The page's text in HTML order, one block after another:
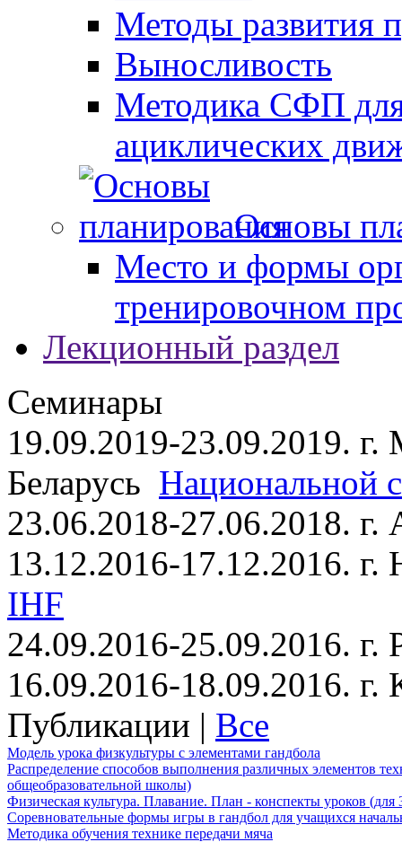
Методы развития
Выносливость
Методика СФП для
ациклических
Основы
Место и формы
тренировочном
Лекционный раздел
Семинары
19.09.2019-23.09.2019. г.
Беларусь Национальной
23.06.2018-27.06.2018.
13.12.2016-17.12.2016.
IHF
24.09.2016-25.09.2016. г.
16.09.2016-18.09.2016.
Публикации | Все
Модель урока физкультуры с элементами гандбола
Распределение способов выполнения различных элементов
общеобразовательной школы)
Физическая культура. Плавание. План - конспекты уроков (для
Соревновательные формы игры в гандбол для учащихся
Методика обучения технике передачи мяча